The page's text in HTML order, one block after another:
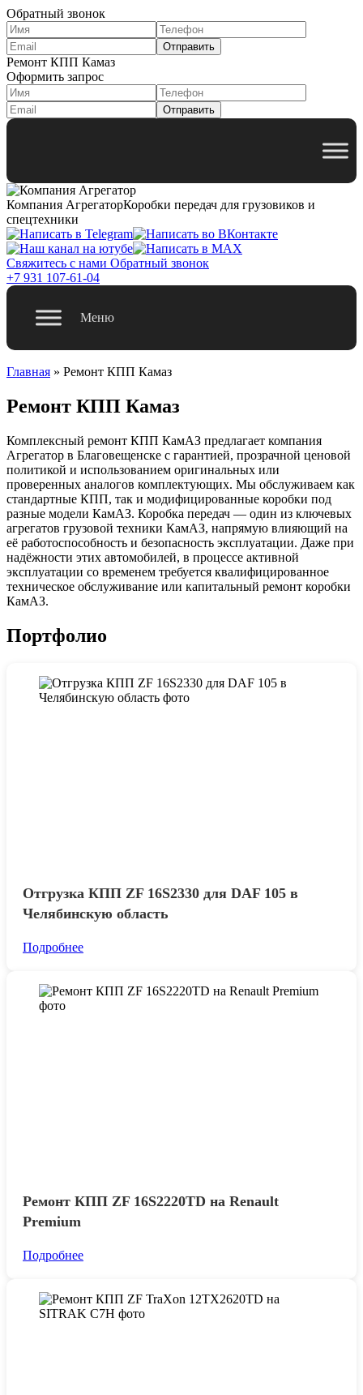
Обратный звонок
Ремонт КПП Камаз
Оформить запрос
Компания АгрегаторКоробки передач для грузовиков и
спецтехники
Свяжитесь с нами Обратный звонок
+7 931 107-61-04
Меню
Главная » Ремонт КПП Камаз
Ремонт КПП Камаз
Комплексный ремонт КПП КамАЗ предлагает компания
Агрегатор в Благовещенске с гарантией, прозрачной ценовой
политикой и использованием оригинальных или
проверенных аналогов комплектующих. Мы обслуживаем как
стандартные КПП, так и модифицированные коробки под
разные модели КамАЗ. Коробка передач — один из ключевых
агрегатов грузовой техники КамАЗ, напрямую влияющий на
её работоспособность и безопасность эксплуатации. Даже при
надёжности этих автомобилей, в процессе активной
эксплуатации со временем требуется квалифицированное
техническое обслуживание или капитальный ремонт коробки
КамАЗ.
Портфолио
Отгрузка КПП ZF 16S2330 для DAF 105 в
Челябинскую область
Подробнее
Ремонт КПП ZF 16S2220TD на Renault
Premium
Подробнее